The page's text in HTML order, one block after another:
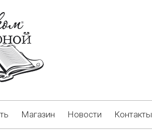
Магазин Новости Контакты